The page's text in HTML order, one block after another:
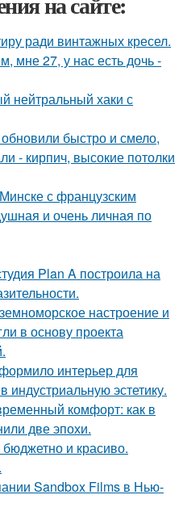
ради винтажных кресел.
мне 27, у нас есть дочь -
нейтральный хаки с
быстро и смело,
- кирпич, высокие потолки
с французским
и очень личная по
Plan A построила на
настроение и
в основу проекта
интерьер для
эстетику.
комфорт: как в
две эпохи.
и красиво.
Sandbox Films в Нью-